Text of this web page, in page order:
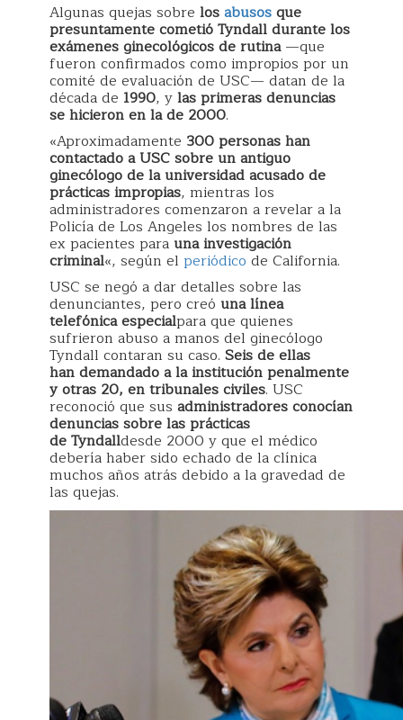
Algunas quejas sobre losabusosque
presuntamente cometió Tyndall durante los
exámenes ginecológicos de rutina—que
fueron confirmados como impropios por un
comité de evaluación de USC— datan de la
década de 1990, ylas primeras denuncias
se hicieron en la de 2000.
«Aproximadamente 300 personas han
contactado a USC sobre un antiguo
ginecólogo de la universidad acusado de
prácticas impropias, mientras los
administradores comenzaron a revelar a la
Policía de Los Angeles los nombres de las
ex pacientes parauna investigación
criminal«, según el periódico de California.
USC se negó a dar detalles sobre las
denunciantes, pero creó una línea
telefónica especialpara que quienes
sufrieron abuso a manos del ginecólogo
Tyndall contaran su caso. Seis de ellas
han demandado a la institución penalmente
y otras 20, en tribunales civiles. USC
reconoció que sus administradores conocían
denuncias sobre las prácticas
de Tyndalldesde 2000 y que el médico
debería haber sido echado de la clínica
muchos años atrás debido a la gravedad de
las quejas.